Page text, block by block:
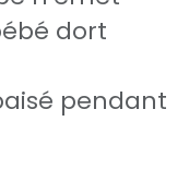
dort
pendant